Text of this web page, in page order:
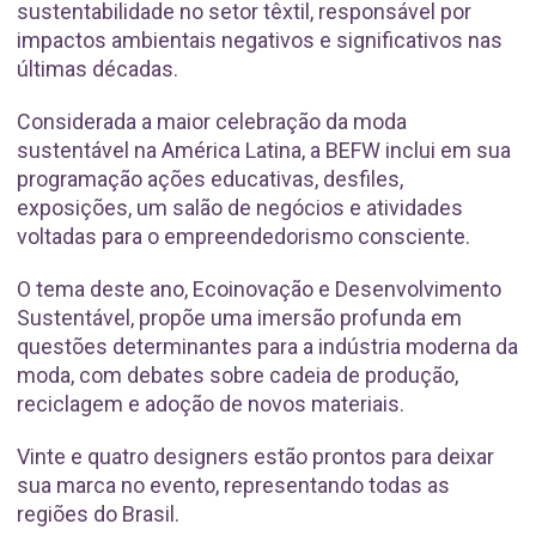
sustentabilidade no setor têxtil, responsável por
impactos ambientais negativos e significativos nas
últimas décadas.
Considerada a maior celebração da moda
sustentável na América Latina, a BEFW inclui em sua
programação ações educativas, desfiles,
exposições, um salão de negócios e atividades
voltadas para o empreendedorismo consciente.
O tema deste ano, Ecoinovação e Desenvolvimento
Sustentável, propõe uma imersão profunda em
questões determinantes para a indústria moderna da
moda, com debates sobre cadeia de produção,
reciclagem e adoção de novos materiais.
Vinte e quatro designers estão prontos para deixar
sua marca no evento, representando todas as
regiões do Brasil.